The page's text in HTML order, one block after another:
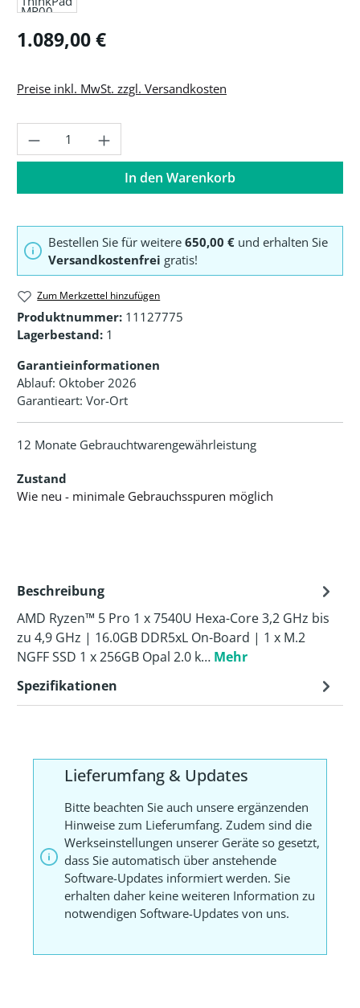
Regulärer Preis:
1.089,00 €
Preise inkl. MwSt. zzgl. Versandkosten
Produkt Anzahl: Gib den gewünschten
In den Warenkorb
Bestellen Sie für weitere 650,00 € und erhalten Sie
Versandkostenfrei gratis!
Zum Merkzettel hinzufügen
Produktnummer: 11127775
Lagerbestand: 1
Garantieinformationen
Ablauf: Oktober 2026
Garantieart: Vor-Ort
12 Monate Gebrauchtwarengewährleistung
Zustand
Wie neu - minimale Gebrauchsspuren möglich
Beschreibung
AMD Ryzen™ 5 Pro 1 x 7540U Hexa-Core 3,2 GHz bis
zu 4,9 GHz | 16.0GB DDR5xL On-Board | 1 x M.2
NGFF SSD 1 x 256GB Opal 2.0 k… Mehr
Spezifikationen
Lieferumfang & Updates
Bitte beachten Sie auch unsere ergänzenden
Hinweise zum Lieferumfang. Zudem sind die
Werkseinstellungen unserer Geräte so gesetzt,
dass Sie automatisch über anstehende
Software-Updates informiert werden. Sie
erhalten daher keine weiteren Information zu
notwendigen Software-Updates von uns.